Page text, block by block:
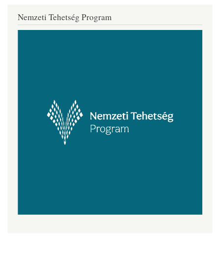
Nemzeti Tehetség Program